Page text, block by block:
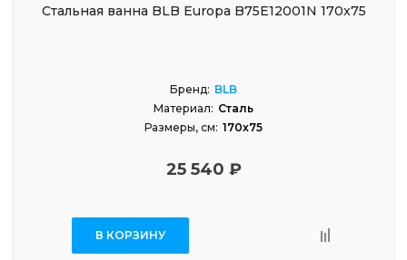
Стальная ванна BLB Europa B75E12001N 170x75
Бренд: BLB
Материал: Сталь
Размеры, см: 170x75
25 540 ₽
В КОРЗИНУ